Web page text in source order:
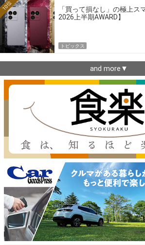
「買って損なし」の極上ス
2026上半期AWARD】
10位
トピックス
and more▼